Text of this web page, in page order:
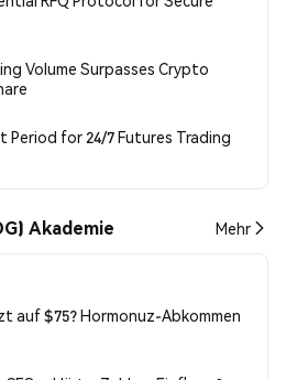
Volume Surpasses Crypto
Period for 24/7 Futures Trading
Akademie Mehr
auf $75? Hormonuz-Abkommen